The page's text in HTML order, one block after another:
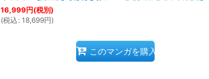
16,999円(税別)
(税込 : 18,699円)
このマンガを購入